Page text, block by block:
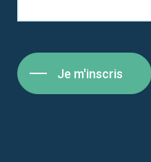
Je m'inscris